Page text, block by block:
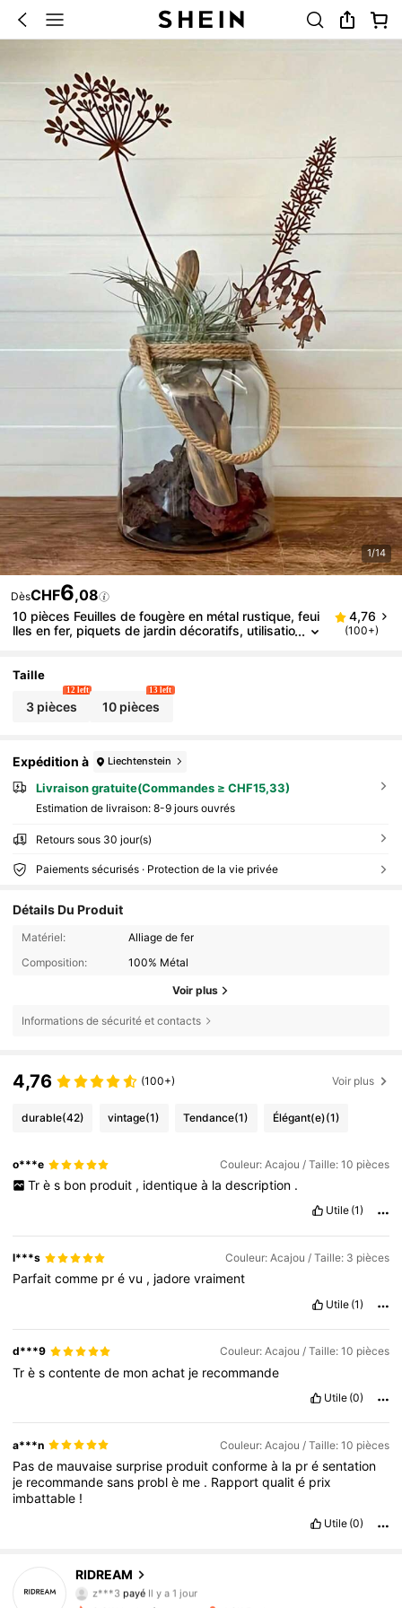
1/14
DèsCHF6,08
10 pièces Feuilles de fougère en métal rustique, feui
lles en fer, piquets de jardin décoratifs, utilisatio
4,76
(100+)
Taille
3 pièces
12 left
10 pièces
13 left
Expédition à Liechtenstein
Livraison gratuite(Commandes ≥ CHF15,33)
Estimation de livraison: 8-9 jours ouvrés
Retours sous 30 jour(s)
Paiements sécurisés · Protection de la vie privée
Détails Du Produit
Matériel:
Alliage de fer
Composition:
100% Métal
Voir plus
Informations de sécurité et contacts
4,76 (100+) Voir plus
durable(42) vintage(1) Tendance(1) Élégant(e)(1)
o***e Couleur: Acajou / Taille: 10 pièces
Tr è s bon produit , identique à la description .
Utile (1)
l***s Couleur: Acajou / Taille: 3 pièces
Parfaitcomme prévu , jadorevraiment
Utile (1)
d***9 Couleur: Acajou / Taille: 10 pièces
Trèscontentede monachat je recommande
Utile (0)
a***n Couleur: Acajou / Taille: 10 pièces
Pasde mauvaisesurprise produitconformeà la présentation
je recommandesans problè me . Rapportqualité prix
imbattable !
Utile (0)
RIDREAM
4,92
1K Suiveurs
z***3 payé Il y a 1 jour